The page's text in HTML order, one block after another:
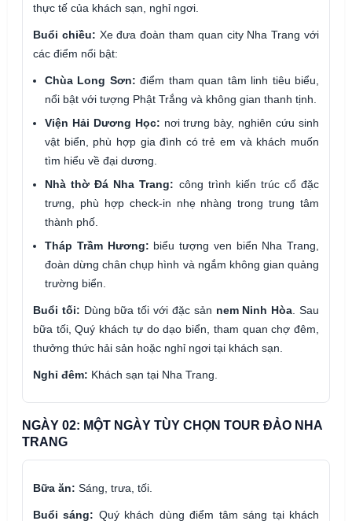
thực tế của khách sạn, nghỉ ngơi.
Buổi chiều: Xe đưa đoàn tham quan city Nha Trang với
các điểm nổi bật:
Chùa Long Sơn: điểm tham quan tâm linh tiêu biểu,
nổi bật với tượng Phật Trắng và không gian thanh tịnh.
Viện Hải Dương Học: nơi trưng bày, nghiên cứu sinh
vật biển, phù hợp gia đình có trẻ em và khách muốn
tìm hiểu về đại dương.
Nhà thờ Đá Nha Trang: công trình kiến trúc cổ đặc
trưng, phù hợp check-in nhẹ nhàng trong trung tâm
thành phố.
Tháp Trầm Hương: biểu tượng ven biển Nha Trang,
đoàn dừng chân chụp hình và ngắm không gian quảng
trường biển.
Buổi tối: Dùng bữa tối với đặc sản nem Ninh Hòa . Sau
bữa tối, Quý khách tự do dạo biển, tham quan chợ đêm,
thưởng thức hải sản hoặc nghỉ ngơi tại khách sạn.
Nghỉ đêm: Khách sạn tại Nha Trang.
NGÀY 02: MỘT NGÀY TÙY CHỌN TOUR ĐẢO NHA
TRANG
Bữa ăn: Sáng, trưa, tối.
Buổi sáng: Quý khách dùng điểm tâm sáng tại khách